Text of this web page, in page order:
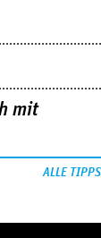
mit
ALLE TIPPS